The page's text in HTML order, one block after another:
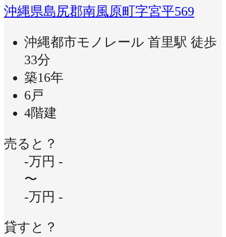
沖縄県島尻郡南風原町字宮平569
沖縄都市モノレール 首里駅 徒歩
33分
築16年
6戸
4階建
売ると？
-万円 -
〜
-万円 -
貸すと？